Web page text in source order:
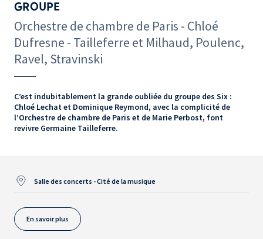
GROUPE
Orchestre de chambre de Paris - Chloé
Dufresne - Tailleferre et Milhaud, Poulenc,
Ravel, Stravinski
C’est indubitablement la grande oubliée du groupe des Six :
Chloé Lechat et Dominique Reymond, avec la complicité de
l’Orchestre de chambre de Paris et de Marie Perbost, font
revivre Germaine Tailleferre.
Salle des concerts - Cité de la musique
En savoir plus